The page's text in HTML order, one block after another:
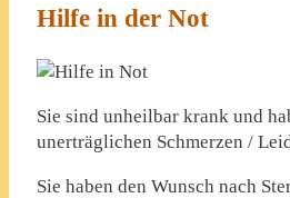
Hilfe in der Not
Sie sind unheilbar krank und
unerträglichen Schmerzen /
Sie haben den Wunsch nach